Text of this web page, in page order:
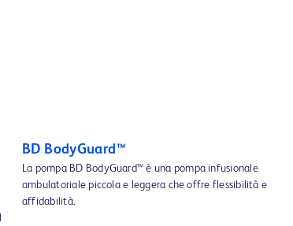
BD BodyGuard™
La pompa BD BodyGuard™ è una pompa infusionale
ambulatoriale piccola e leggera che offre flessibilità e
affidabilità.